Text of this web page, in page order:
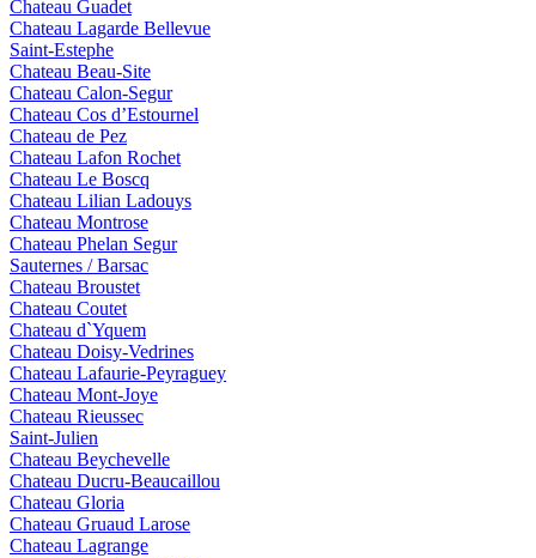
Chateau Guadet
Chateau Lagarde Bellevue
Saint-Estephe
Chateau Beau-Site
Chateau Calon-Segur
Chateau Cos d’Estournel
Chateau de Pez
Chateau Lafon Rochet
Chateau Le Boscq
Chateau Lilian Ladouys
Chateau Montrose
Chateau Phelan Segur
Sauternes / Barsac
Chateau Broustet
Chateau Coutet
Chateau d`Yquem
Chateau Doisy-Vedrines
Chateau Lafaurie-Peyraguey
Chateau Mont-Joye
Chateau Rieussec
Saint-Julien
Chateau Beychevelle
Chateau Ducru-Beaucaillou
Chateau Gloria
Chateau Gruaud Larose
Chateau Lagrange